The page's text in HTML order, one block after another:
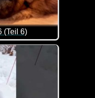
(Teil 6)
von lustigen